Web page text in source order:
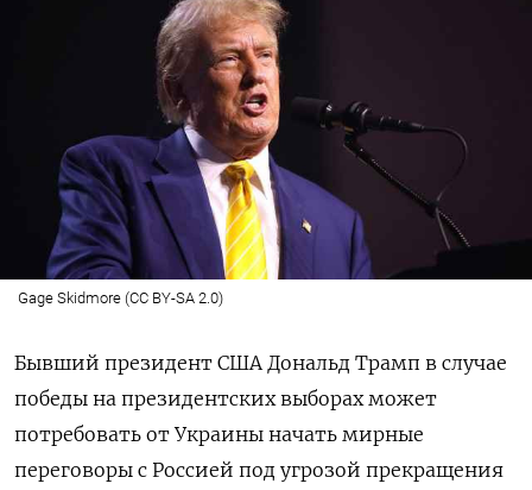
Gage Skidmore (CC BY-SA 2.0)
Бывший президент США Дональд Трамп в случае
победы на президентских выборах может
потребовать от Украины начать мирные
переговоры с Россией под угрозой прекращения